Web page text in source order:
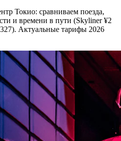
Токио: сравниваем поезда,
и времени в пути (Skyliner ¥2
Актуальные тарифы 2026